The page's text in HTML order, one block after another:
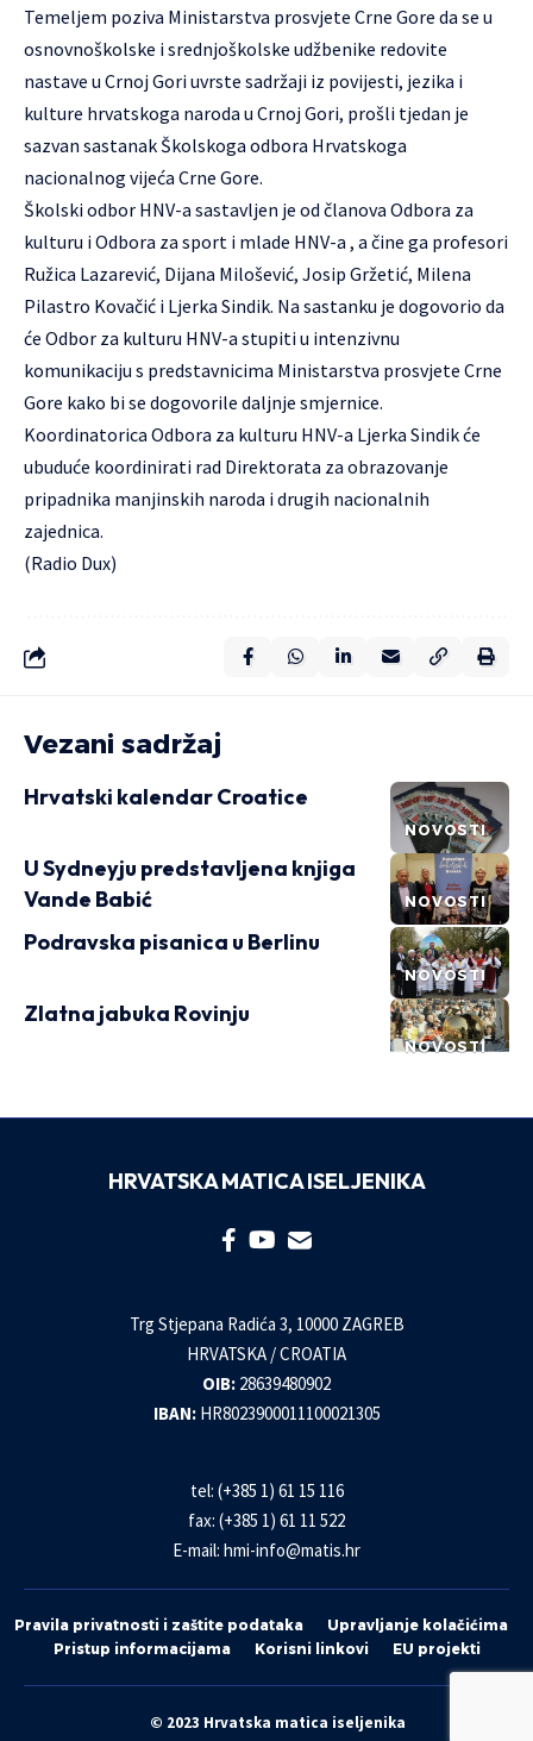
Temeljem poziva Ministarstva prosvjete Crne Gore da se u
osnovnoškolske i srednjoškolske udžbenike redovite
nastave u Crnoj Gori uvrste sadržaji iz povijesti, jezika i
kulture hrvatskoga naroda u Crnoj Gori, prošli tjedan je
sazvan sastanak Školskoga odbora Hrvatskoga
nacionalnog vijeća Crne Gore.
Školski odbor HNV-a sastavljen je od članova Odbora za
kulturu i Odbora za sport i mlade HNV-a , a čine ga profesori
Ružica Lazarević, Dijana Milošević, Josip Gržetić, Milena
Pilastro Kovačić i Ljerka Sindik. Na sastanku je dogovorio da
će Odbor za kulturu HNV-a stupiti u intenzivnu
komunikaciju s predstavnicima Ministarstva prosvjete Crne
Gore kako bi se dogovorile daljnje smjernice.
Koordinatorica Odbora za kulturu HNV-a Ljerka Sindik će
ubuduće koordinirati rad Direktorata za obrazovanje
pripadnika manjinskih naroda i drugih nacionalnih
zajednica.
(Radio Dux)
Vezani sadržaj
NOVOSTI
Hrvatski kalendar Croatice
NOVOSTI
U Sydneyju predstavljena knjiga
Vande Babić
NOVOSTI
Podravska pisanica u Berlinu
NOVOSTI
Zlatna jabuka Rovinju
HRVATSKA MATICA ISELJENIKA
Trg Stjepana Radića 3, 10000 ZAGREB
HRVATSKA / CROATIA
OIB: 28639480902
IBAN: HR8023900011100021305
tel: (+385 1) 61 15 116
fax: (+385 1) 61 11 522
E-mail: hmi-info@matis.hr
Pravila privatnosti i zaštite podataka
Upravljanje kolačićima
Pristup informacijama
Korisni linkovi EU projekti
© 2023 Hrvatska matica iseljenika